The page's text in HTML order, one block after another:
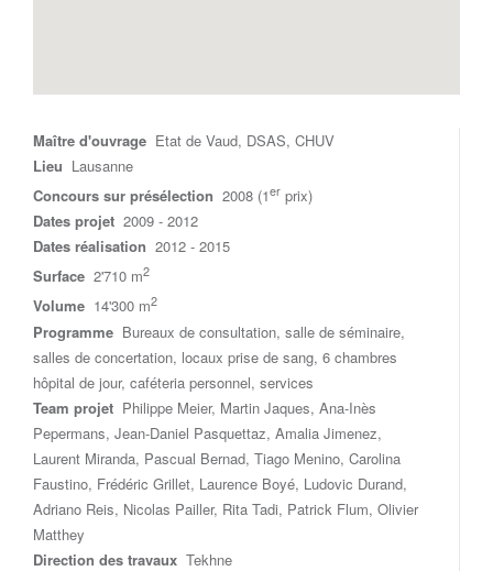
Maître d'ouvrage Etat de Vaud, DSAS, CHUV
Lieu Lausanne
Concours sur présélection 2008 (1er prix)
Dates projet 2009 - 2012
Dates réalisation 2012 - 2015
Surface 2'710 m2
Volume 14'300 m2
Programme Bureaux de consultation, salle de séminaire,
salles de concertation, locaux prise de sang, 6 chambres
hôpital de jour, caféteria personnel, services
Team projet Philippe Meier, Martin Jaques, Ana-Inès
Pepermans, Jean-Daniel Pasquettaz, Amalia Jimenez,
Laurent Miranda, Pascual Bernad, Tiago Menino, Carolina
Faustino, Frédéric Grillet, Laurence Boyé, Ludovic Durand,
Adriano Reis, Nicolas Pailler, Rita Tadi, Patrick Flum, Olivier
Matthey
Direction des travaux Tekhne